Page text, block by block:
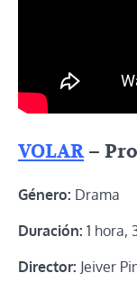
VOLAR–
Género: Drama
Duración: 1 hora,
Director: Jeiver